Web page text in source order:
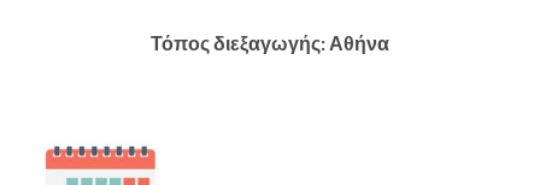
Τόπος διεξαγωγής: Αθήνα